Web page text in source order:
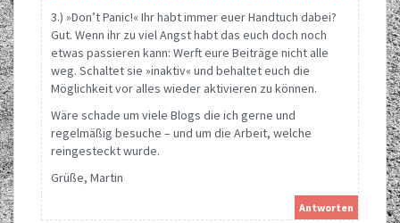
3.) »Don’t Panic!« Ihr habt immer euer Handtuch dabei?
Gut. Wenn ihr zu viel Angst habt das euch doch noch
etwas passieren kann: Werft eure Beiträge nicht alle
weg. Schaltet sie »inaktiv« und behaltet euch die
Möglichkeit vor alles wieder aktivieren zu können.
Wäre schade um viele Blogs die ich gerne und
regelmäßig besuche – und um die Arbeit, welche
reingesteckt wurde.
Grüße, Martin
Antworten